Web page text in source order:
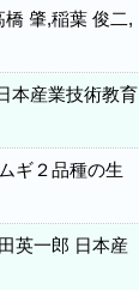
橋 肇,稲葉 俊二,
本産業技術教育
ギ２品種の生
英一郎 日本産